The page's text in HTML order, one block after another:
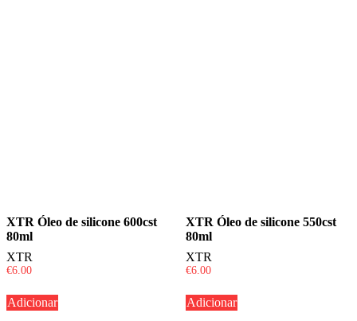
XTR Óleo de silicone 600cst
80ml
XTR
€6.00
Adicionar
XTR Óleo de silicone 550cst
80ml
XTR
€6.00
Adicionar